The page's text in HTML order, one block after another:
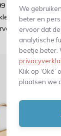
We
beter en
ervoor dat
analytische
beetje beter.
Klik op
plaatsen we
euro? Dan
bijdrage